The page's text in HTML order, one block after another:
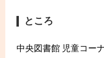
ところ
中央図書館 児童コー